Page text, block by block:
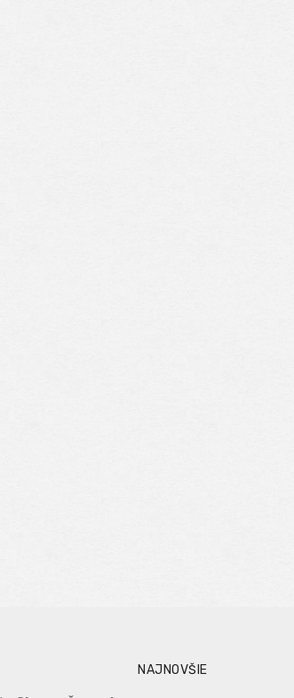
NAJNOVŠIE